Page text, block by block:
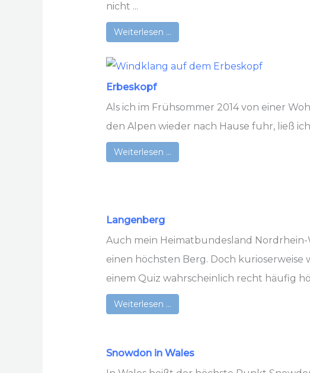
nicht ...
Weiterlesen …
Erbeskopf
Als ich im Frühsommer 2014 von einer
den Alpen wieder nach Hause fuhr, ließ ich
Weiterlesen …
Langenberg
Auch mein Heimatbundesland
einen höchsten Berg. Doch kurioserweise
einem Quiz wahrscheinlich recht häufig
Weiterlesen …
Snowdon in Wales